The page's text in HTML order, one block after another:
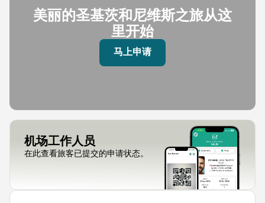
美丽的圣基茨和尼维斯之旅从这
里开始
马上申请
机场工作人员
在此查看旅客已提交的申请状态。